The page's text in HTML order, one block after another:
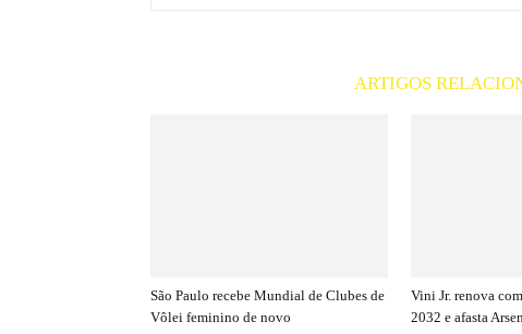
ARTIGOS
São Paulo recebe Mundial de Clubes de
Vôlei feminino de novo
Vini Jr. renova
2032 e afasta